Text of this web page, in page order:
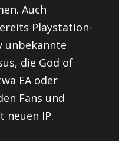
Auch
Playstation-
unbekannte
die God of
EA oder
Fans und
IP.